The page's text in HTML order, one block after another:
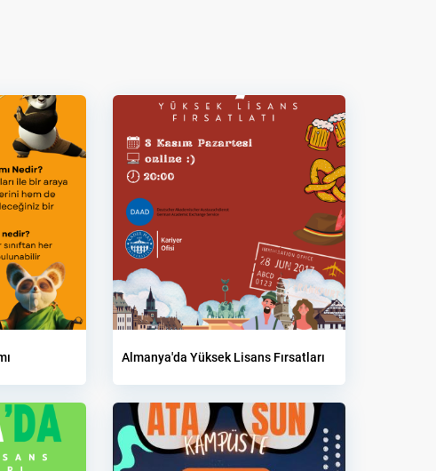
Almanya'da Yüksek Lisans Fırsatları